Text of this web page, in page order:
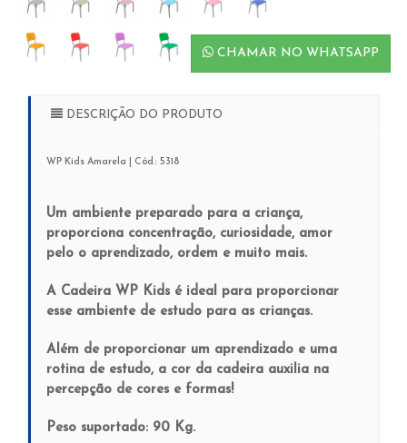
CHAMAR NO WHATSAPP
DESCRIÇÃO DO PRODUTO
WP Kids Amarela | Cód.: 5318
Um ambiente preparado para a criança,
proporciona concentração, curiosidade, amor
pelo o aprendizado, ordem e muito mais.
A Cadeira WP Kids é ideal para proporcionar
esse ambiente de estudo para as crianças.
Além de proporcionar um aprendizado e uma
rotina de estudo, a cor da cadeira auxilia na
percepção de cores e formas!
Peso suportado: 90 Kg.